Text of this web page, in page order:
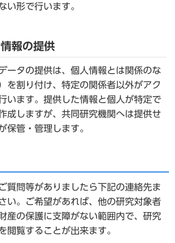
い形で行います。
報の提供
ータの提供は、個人情報とは関係のな
を割り付け、特定の関係者以外がアク
います。提供した情報と個人が特定で
成しますが、共同研究機関へは提供せ
保管・管理します。
質問等がありましたら下記の連絡先ま
い。ご希望があれば、他の研究対象者
産の保護に支障がない範囲内で、研究
閲覧することが出来ます。